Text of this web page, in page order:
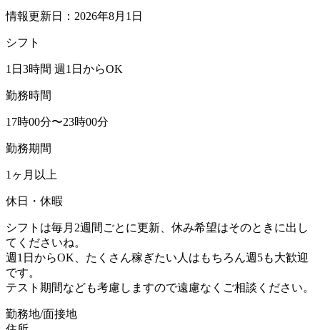
情報更新日：2026年8月1日
シフト
1日3時間 週1日からOK
勤務時間
17時00分〜23時00分
勤務期間
1ヶ月以上
休日・休暇
シフトは毎月2週間ごとに更新、休み希望はそのときに出し
てくださいね。
週1日からOK、たくさん稼ぎたい人はもちろん週5も大歓迎
です。
テスト期間なども考慮しますので遠慮なくご相談ください。
勤務地/面接地